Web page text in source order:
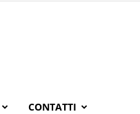
CONTATTI